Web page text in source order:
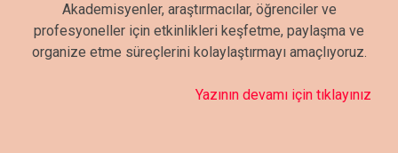
Akademisyenler, araştırmacılar, öğrenciler ve
profesyoneller için etkinlikleri keşfetme, paylaşma ve
organize etme süreçlerini kolaylaştırmayı amaçlıyoruz.
Yazının devamı için tıklayınız